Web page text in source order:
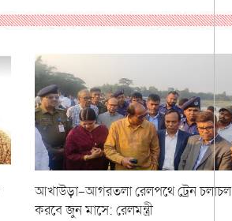
আখাউড়া-আগরতলা রেলপথে ট্রেন চলাচল
করবে জুন মাসে: রেলমন্ত্রী